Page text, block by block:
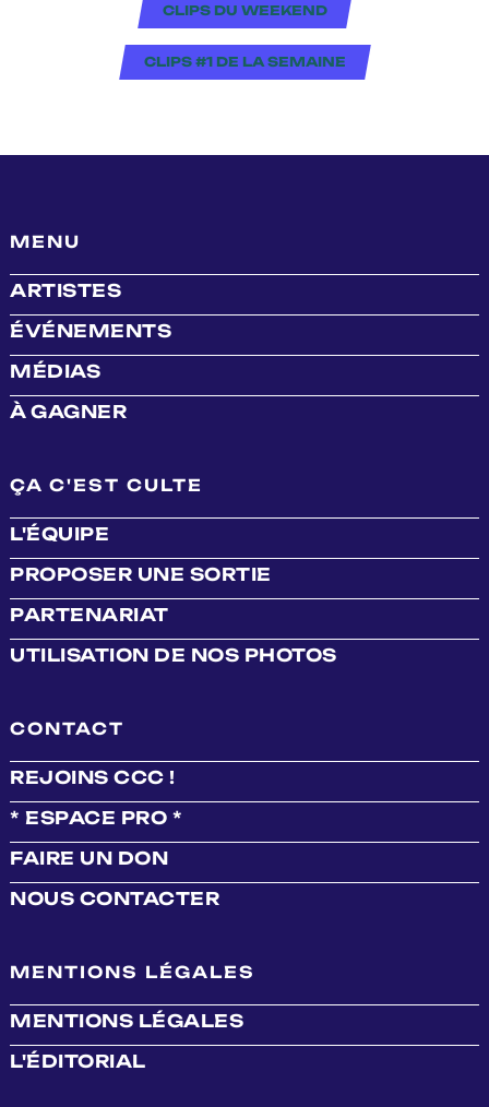
CLIPS DU WEEKEND
CLIPS #1 DE LA SEMAINE
MENU
ARTISTES
ÉVÉNEMENTS
MÉDIAS
À GAGNER
ÇA C'EST CULTE
L'ÉQUIPE
PROPOSER UNE SORTIE
PARTENARIAT
UTILISATION DE NOS PHOTOS
CONTACT
REJOINS CCC !
* ESPACE PRO *
FAIRE UN DON
NOUS CONTACTER
MENTIONS LÉGALES
MENTIONS LÉGALES
L'ÉDITORIAL